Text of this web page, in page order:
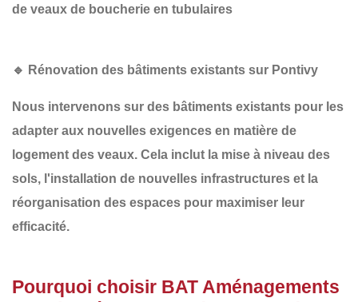
de veaux de boucherie en tubulaires
🔹 Rénovation des bâtiments existants sur Pontivy
Nous intervenons sur des bâtiments existants pour les
adapter aux nouvelles exigences en matière de
logement des veaux. Cela inclut la mise à niveau des
sols, l'installation de nouvelles infrastructures et la
réorganisation des espaces pour maximiser leur
efficacité.
Pourquoi choisir BAT Aménagements